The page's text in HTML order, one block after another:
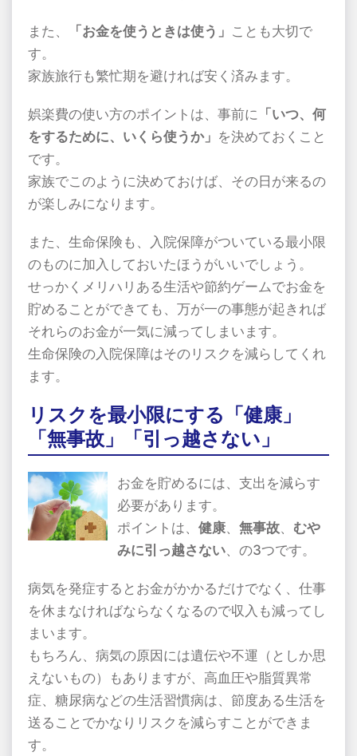
また、 「お金を使うときは使う」 ことも大切で
す。
家族旅行も繁忙期を避ければ安く済みます。
娯楽費の使い方のポイントは、事前に 「いつ、何
をするために、いくら使うか」 を決めておくこと
です。
家族でこのように決めておけば、その日が来るの
が楽しみになります。
また、生命保険も、入院保障がついている最小限
のものに加入しておいたほうがいいでしょう。
せっかくメリハリある生活や節約ゲームでお金を
貯めることができても、万が一の事態が起きれば
それらのお金が一気に減ってしまいます。
生命保険の入院保障はそのリスクを減らしてくれ
ます。
リスクを最小限にする「健康」
「無事故」「引っ越さない」
お金を貯めるには、支出を減らす
必要があります。
ポイントは、 健康、 無事故、 むや
みに引っ越さない、の3つです。
病気を発症するとお金がかかるだけでなく、仕事
を休まなければならなくなるので収入も減ってし
まいます。
もちろん、病気の原因には遺伝や不運（としか思
えないもの）もありますが、高血圧や脂質異常
症、糖尿病などの生活習慣病は、節度ある生活を
送ることでかなりリスクを減らすことができま
す。